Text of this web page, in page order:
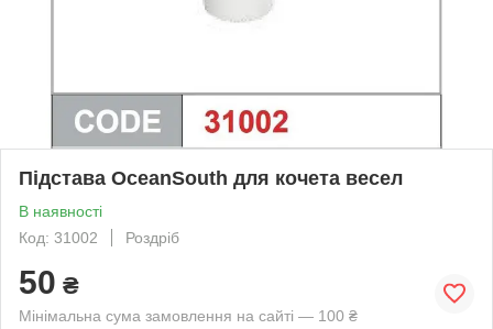
Підстава OceanSouth для кочета весел
В наявності
Код: 31002
Роздріб
50 ₴
Мінімальна сума замовлення на сайті — 100 ₴